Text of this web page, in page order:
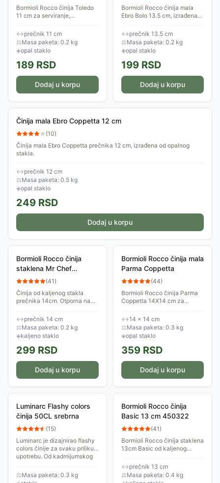
Bormioli Rocco činija Toledo
11 cm za serviranje,
Laka je za održavanje, može
se prati u mašini za pranje
sudova
↔prečnik 11 cm
⚖Masa paketa: 0.2 kg
◈opal staklo
189 RSD
Dodaj u korpu
Bormioli Rocco činija mala
Ebro Bolo 13.5 cm, izrađena
13.5 cm. Jednostavan i
moderan dizajn. Može se prati
u mašini za...
↔prečnik 13.5 cm
⚖Masa paketa: 0.2 kg
◈opal staklo
199 RSD
Dodaj u korpu
Činija mala Ebro Coppetta 12 cm
(10)
Činija mala Ebro Coppetta prečnika 12 cm, izrađena od opalnog
stakla.
↔prečnik 12 cm
⚖Masa paketa: 0.5 kg
◈opal staklo
249 RSD
Dodaj u korpu
Bormioli Rocco činija
staklena Mr Chef
Insalatiera 14 cm
500020
(41)
Činija od kaljenog stakla
prečnika 14cm. Otporna na
dizajn. Može se prati u mašini
za pranje sudova.
↔prečnik 14 cm
⚖Masa paketa: 0.2 kg
◈kaljeno staklo
299 RSD
Dodaj u korpu
Bormioli Rocco činija mala
Parma Coppetta
(44)
Bormioli Rocco činija Parma
Coppetta 14X14 cm za
opal stakla. Laka je za
održavanje, može se prati u
mašini za pranje...
↔14 × 14 cm
⚖Masa paketa: 0.3 kg
◈opal staklo
359 RSD
Dodaj u korpu
Luminarc Flashy colors
činija 50CL srebrna
(15)
Luminarc je dizajnirao flashy
colors činije za svaku priliku i
upotrebu. Od kadmijumskog
korišćenje činija u
mikrotalasnoj...
⚖Masa paketa: 0.3 kg
Bormioli Rocco činija
Basic 13 cm 450322
(41)
Bormioli Rocco činija staklena
13cm Basic od kaljenog
dizajn. Može se prati u mašini
za pranje sudova.
↔prečnik 13 cm
⚖Masa paketa: 0.4 kg